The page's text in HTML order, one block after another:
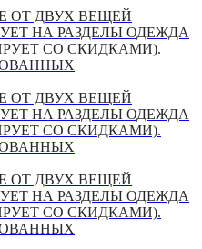
ОТ ДВУХ ВЕЩЕЙ
НА РАЗДЕЛЫ ОДЕЖДА
СО СКИДКАМИ).
ОТ ДВУХ ВЕЩЕЙ
НА РАЗДЕЛЫ ОДЕЖДА
СО СКИДКАМИ).
ОТ ДВУХ ВЕЩЕЙ
НА РАЗДЕЛЫ ОДЕЖДА
СО СКИДКАМИ).